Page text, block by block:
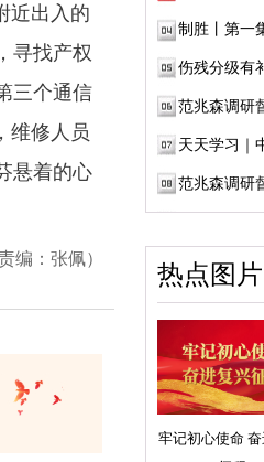
近出入的
寻找产权
三个通信
维修人员
悬着的心
责编：张佩）
制胜丨第一
伤残分级有
范兆森调研
天天学习｜
范兆森调研
热点图片
牢记初心使命